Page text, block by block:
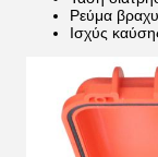
Ρεύμα
Ισχύς